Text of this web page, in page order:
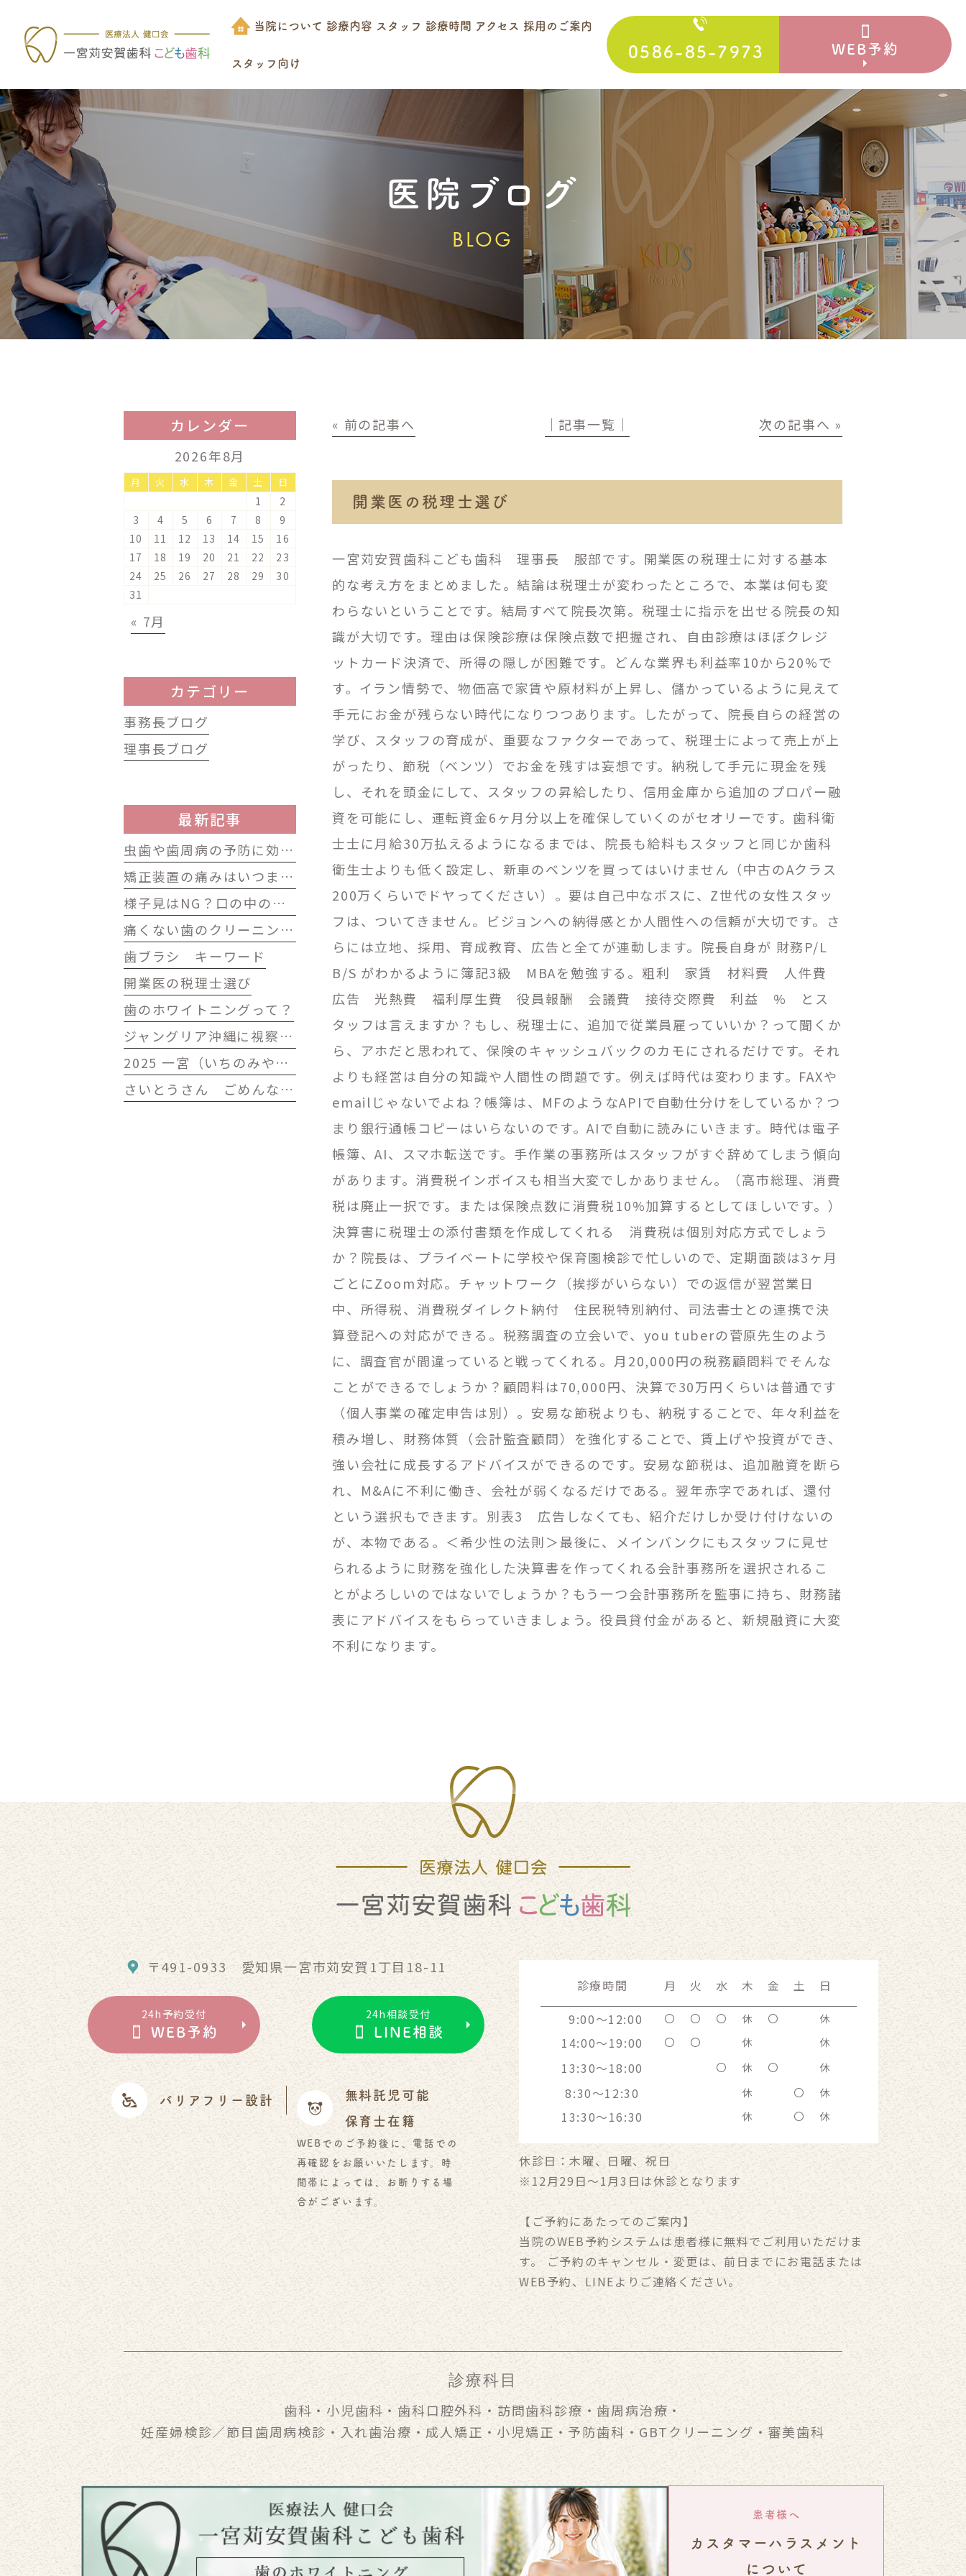
当院について 診療内容 スタッフ 診療時間 アクセス 採用のご案内
スタッフ向け
0586-85-7973 WEB予約
医院ブログ
BLOG
« 前の記事へ │記事一覧│ 次の記事へ »
開業医の税理士選び
一宮苅安賀歯科こども歯科 理事長 服部です。開業医の税理士に対する基本
的な考え方をまとめました。結論は税理士が変わったところで、本業は何も変
わらないということです。結局すべて院長次第。税理士に指示を出せる院長の知
識が大切です。理由は保険診療は保険点数で把握され、自由診療はほぼクレジ
ットカード決済で、所得の隠しが困難です。どんな業界も利益率10から20%で
す。イラン情勢で、物価高で家賃や原材料が上昇し、儲かっているように見えて
手元にお金が残らない時代になりつつあります。したがって、院長自らの経営の
学び、スタッフの育成が、重要なファクターであって、税理士によって売上が上
がったり、節税（ベンツ）でお金を残すは妄想です。納税して手元に現金を残
し、それを頭金にして、スタッフの昇給したり、信用金庫から追加のプロパー融
資を可能にし、運転資金6ヶ月分以上を確保していくのがセオリーです。歯科衛
士士に月給30万払えるようになるまでは、院長も給料もスタッフと同じか歯科
衛生士よりも低く設定し、新車のベンツを買ってはいけません（中古のAクラス
200万くらいでドヤってください）。要は自己中なボスに、 Z世代の女性スタッ
フは、ついてきません。ビジョンへの納得感とか人間性への信頼が大切です。さ
らには立地、採用、育成教育、広告と全てが連動します。院長自身が 財務P/L
B/S がわかるように簿記3級 MBAを勉強する。粗利 家賃 材料費 人件費
広告 光熱費 福利厚生費 役員報酬 会議費 接待交際費 利益 % とス
タッフは言えますか？もし、 税理士に、追加で従業員雇っていいか？って聞くか
ら、アホだと思われて、保険のキャッシュバックのカモにされるだけです。それ
よりも経営は自分の知識や人間性の問題です。例えば時代は変わります。FAXや
emailじゃないでよね？帳簿は、MFのようなAPIで自動仕分けをしているか？つ
まり銀行通帳コピーはいらないのです。AIで自動に読みにいきます。時代は電子
帳簿、AI、スマホ転送です。手作業の事務所はスタッフがすぐ辞めてしまう傾向
があります。消費税インボイスも相当大変でしかありません。（高市総理、消費
税は廃止一択です。または保険点数に消費税10%加算するとしてほしいです。）
決算書に税理士の添付書類を作成してくれる 消費税は個別対応方式でしょう
か？院長は、プライベートに学校や保育園検診で忙しいので、定期面談は3ヶ月
ごとにZoom対応。チャットワーク（挨拶がいらない）での返信が翌営業日
中、所得税、消費税ダイレクト納付 住民税特別納付、司法書士との連携で決
算登記への対応ができる。税務調査の立会いで、you tuberの菅原先生のよう
に、調査官が間違っていると戦ってくれる。月 20,000円の税務顧問料でそんな
ことができるでしょうか？顧問料は70,000円、決算で30万円くらいは普通です
（個人事業の確定申告は別）。安易な節税よりも、納税することで、年々利益を
積み増し、財務体質（会計監査顧問）を強化することで、賃上げや投資ができ、
強い会社に成長するアドバイスができるのです。安易な節税は、追加融資を断ら
れ、 M&Aに不利に働き、会社が弱くなるだけである。翌年赤字であれば、還付
という選択もできます。別表3
広告しなくても、紹介だけしか受け付けないの
が、本物である。＜希少性の法則＞最後に、メインバンクにもスタッフに見せ
られるように財務を強化した決算書を作ってくれる会計事務所を選択されるこ
とがよろしいのではないでしょうか？もう一つ会計事務所を監事に持ち、財務諸
表にアドバイスをもらっていきましょう。役員貸付金があると、新規融資に大変
不利になります。
カレンダー
2026年8月
月 火 水 木 金 土 日
1
2
3
4 5 6 7 8
9
10
11 12 13 14 15
16
17
18 19 20 21 22
23
24
25 26 27 28 29
30
31
« 7月
カテゴリー
事務長ブログ
理事長ブログ
最新記事
虫歯や歯周病の予防に効果的なセルフケアは？歯科衛生士によるプロフェッショナルも必要な理由
矯正装置の痛みはいつまで続く？原因と今すぐできる5つの対処法
様子見はNG？口の中のサインでわかる歯科受診のタイミング
痛くない歯のクリーニングGBT！EMS社エアフロープロフィラキシスマスターの効果と費用相場を解説
歯ブラシ キーワード
開業医の税理士選び
歯のホワイトニングって？
ジャングリア沖縄に視察に行ってきました
2025 一宮（いちのみや）七夕（たなばた）まつり おりもの感謝祭
さいとうさん ごめんなさい がんばって
〒491-0933 愛知県一宮市苅安賀1丁目18-11
24h予約受付
WEB予約
24h相談受付
LINE相談
バリアフリー設計
無料託児可能
保育士在籍
WEB でのご予約後に、電話での
再確認をお願いいたします。時
間帯によっては、お断りする場
合がございます。
診療時間 月 火 水 木 金 土
日
9:00～12:00
〇 〇 〇 休 〇 休
14:00～19:00 〇 〇 休 休
13:30～18:00 〇 休 〇 休
8:30～12:30 休 〇 休
13:30～16:30 休 〇 休
休診日：木曜、日曜、祝日
※12月29日〜1月3日は休診となります
【ご予約にあたってのご案内】
当院のWEB予約システムは患者様に無料でご利用いただけま
す。 ご予約のキャンセル・変更は、前日までにお電話または
WEB予約、LINEよりご連絡ください。
診療科目
歯科 ・ 小児歯科 ・ 歯科口腔外科・ 訪問歯科診療 ・ 歯周病治療 ・
妊産婦検診／節目歯周病検診 ・ 入れ歯治療 ・成人矯正 ・小児矯正 ・予防歯科 ・GBTクリーニング ・ 審美歯科
患者様へ
カスタマーハラスメント
について